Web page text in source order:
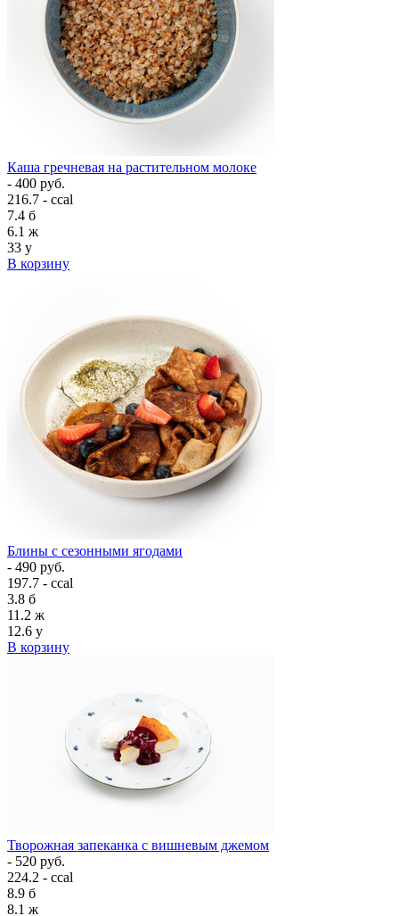
Каша гречневая на растительном молоке
- 400 руб.
216.7 - ccal
7.4 б
6.1 ж
33 у
В корзину
Блины с сезонными ягодами
- 490 руб.
197.7 - ccal
3.8 б
11.2 ж
12.6 у
В корзину
Творожная запеканка с вишневым джемом
- 520 руб.
224.2 - ccal
8.9 б
8.1 ж